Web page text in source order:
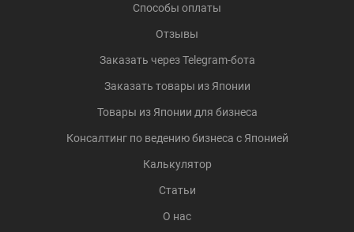
Способы оплаты
Отзывы
Заказать через Telegram-бота
Заказать товары из Японии
Товары из Японии для бизнеса
Консалтинг по ведению бизнеса с Японией
Калькулятор
Статьи
О нас